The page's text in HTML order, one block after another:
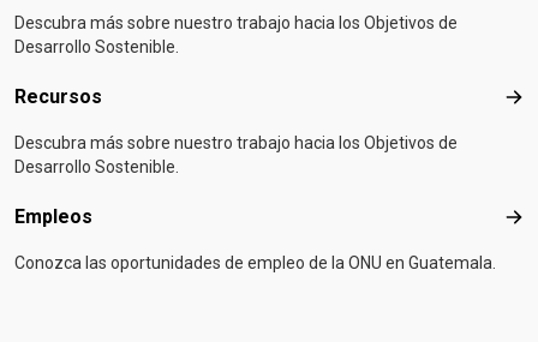
Descubra más sobre nuestro trabajo hacia los Objetivos de
Desarrollo Sostenible.
Recursos
Descubra más sobre nuestro trabajo hacia los Objetivos de
Desarrollo Sostenible.
Empleos
Conozca las oportunidades de empleo de la ONU en Guatemala.